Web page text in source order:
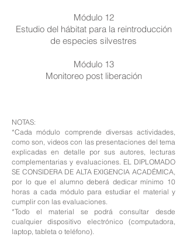
Módulo 12
Estudio del hábitat para la reintroducción
de especies silvestres
Módulo 13
Monitoreo post liberación
NOTAS:
*Cada módulo comprende diversas actividades,
como son, videos con las presentaciones del tema
explicadas en detalle por sus autores, lecturas
complementarias y evaluaciones. EL DIPLOMADO
SE CONSIDERA DE ALTA EXIGENCIA ACADÉMICA,
por lo que el alumno deberá dedicar mínimo 10
horas a cada módulo para estudiar el material y
cumplir con las evaluaciones.
*Todo el material se podrá consultar desde
cualquier dispositivo electrónico (computadora,
laptop, tableta o teléfono).